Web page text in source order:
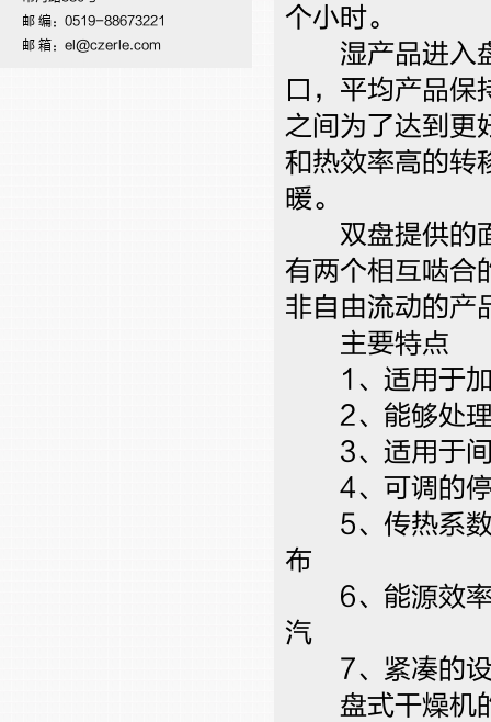
邮 编：0519-88673221
邮 箱：el@czerle.com
个小时。
湿产品进入盘
口，平均产品
之间为了达到更
和热效率高的转
暖。
双盘提供的面
有两个相互啮合
非自由流动的产
主要特点
1、适用于加
2、能够处理
3、适用于间
4、可调的停
5、传热系数
布
6、能源效率
汽
7、紧凑的设
盘式干燥机的